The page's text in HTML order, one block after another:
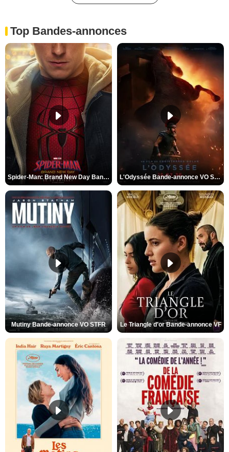
Top Bandes-annonces
Spider-Man: Brand New Day Bande-annonce VO STFR L'Odyssée Bande-annonce VO STFR
Mutiny Bande-annonce VO STFR Le Triangle d'or Bande-annonce VF